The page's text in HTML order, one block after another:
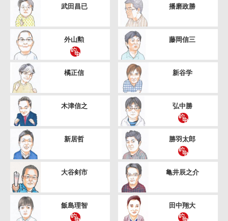
武田昌已
外山勲
橘正信
木津信之
新居哲
大谷剣市
飯島理智
播磨政勝
藤岡信三
新谷学
弘中勝
勝羽太郎
亀井辰之介
田中翔大